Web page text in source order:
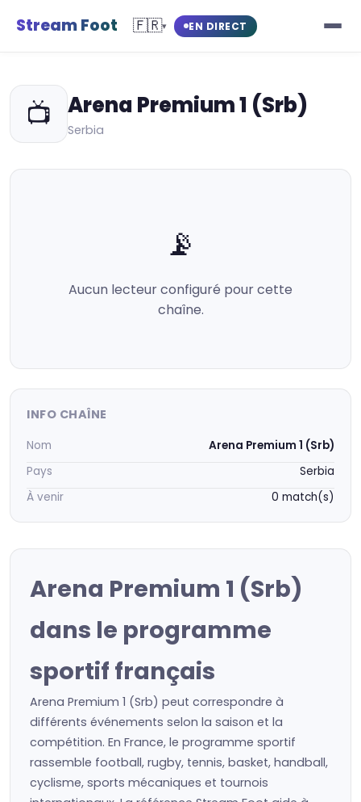
Stream Foot 🇫🇷▾ EN DIRECT
📺 Arena Premium 1 (Srb)
Serbia
📡
Aucun lecteur configuré pour cette
chaîne.
INFO CHAÎNE
Nom
Arena Premium 1 (Srb)
Pays
Serbia
À venir
0 match(s)
Arena Premium 1 (Srb)
dans le programme
sportif français
Arena Premium 1 (Srb) peut correspondre à
différents événements selon la saison et la
compétition. En France, le programme sportif
rassemble football, rugby, tennis, basket, handball,
cyclisme, sports mécaniques et tournois